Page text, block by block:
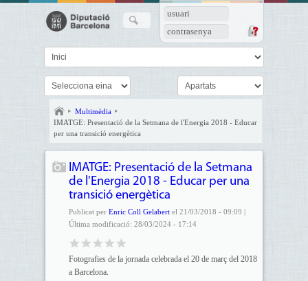
usuari
contrasenya
Multimèdia
IMATGE: Presentació de la Setmana de l'Energia 2018 - Educar
per una transició energètica
IMATGE: Presentació de la Setmana
de l'Energia 2018 - Educar per una
transició energètica
Publicat per Enric Coll Gelabertel 21/03/2018 - 09:09 |
Última modificació: 28/03/2024 - 17:14
Fotografies de la jornada celebrada el 20 de març del 2018
a Barcelona.